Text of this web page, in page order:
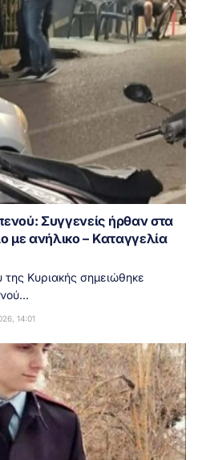
Συγγενείς ήρθαν στα
με ανήλικο – Καταγγελία
Κυριακής σημειώθηκε
14:01